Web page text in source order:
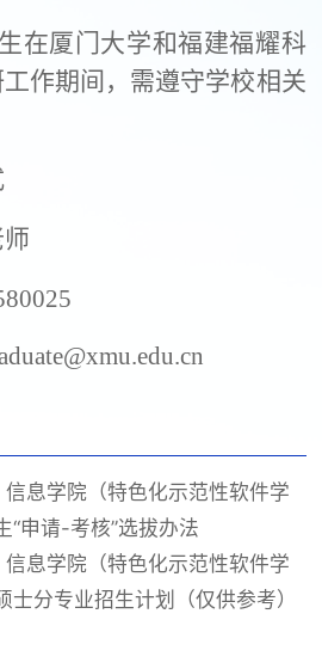
在厦门大学和福建福耀科
作期间，需遵守学校相关
信息学院（特色化示范性软件学
“申请-考核”选拔办法
信息学院（特色化示范性软件学
士分专业招生计划（仅供参考）